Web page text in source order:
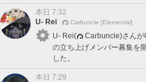
本日 7:32
U- Rei
Carbuncle [Elemental]
U- Rei(
Carbuncle)さんが
の立ち上げメンバー募集を
した。
本日 7:29